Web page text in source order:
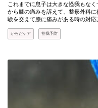
これまでに息子は大きな怪我もな
から膝の痛みを訴えて、整形外科
験を交えて膝に痛みがある時の対
からだケア 怪我予防